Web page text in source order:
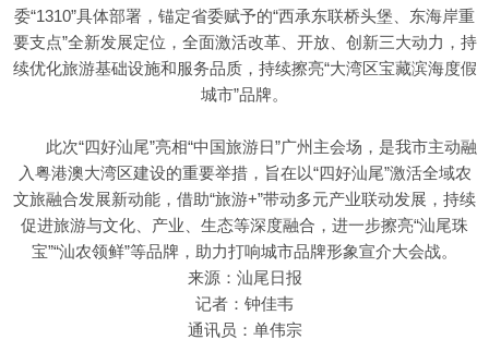
委“1310”具体部署，锚定省委赋予的“西承东联桥头堡、东海岸重
要支点”全新发展定位，全面激活改革、开放、创新三大动力，持
续优化旅游基础设施和服务品质，持续擦亮“大湾区宝藏滨海度假
城市”品牌。
此次“四好汕尾”亮相“中国旅游日”广州主会场，是我市主动融
入粤港澳大湾区建设的重要举措，旨在以“四好汕尾”激活全域农
文旅融合发展新动能，借助“旅游+”带动多元产业联动发展，持续
促进旅游与文化、产业、生态等深度融合，进一步擦亮“汕尾珠
宝”“汕农领鲜”等品牌，助力打响城市品牌形象宣介大会战。
来源：汕尾日报
记者：钟佳韦
通讯员：单伟宗